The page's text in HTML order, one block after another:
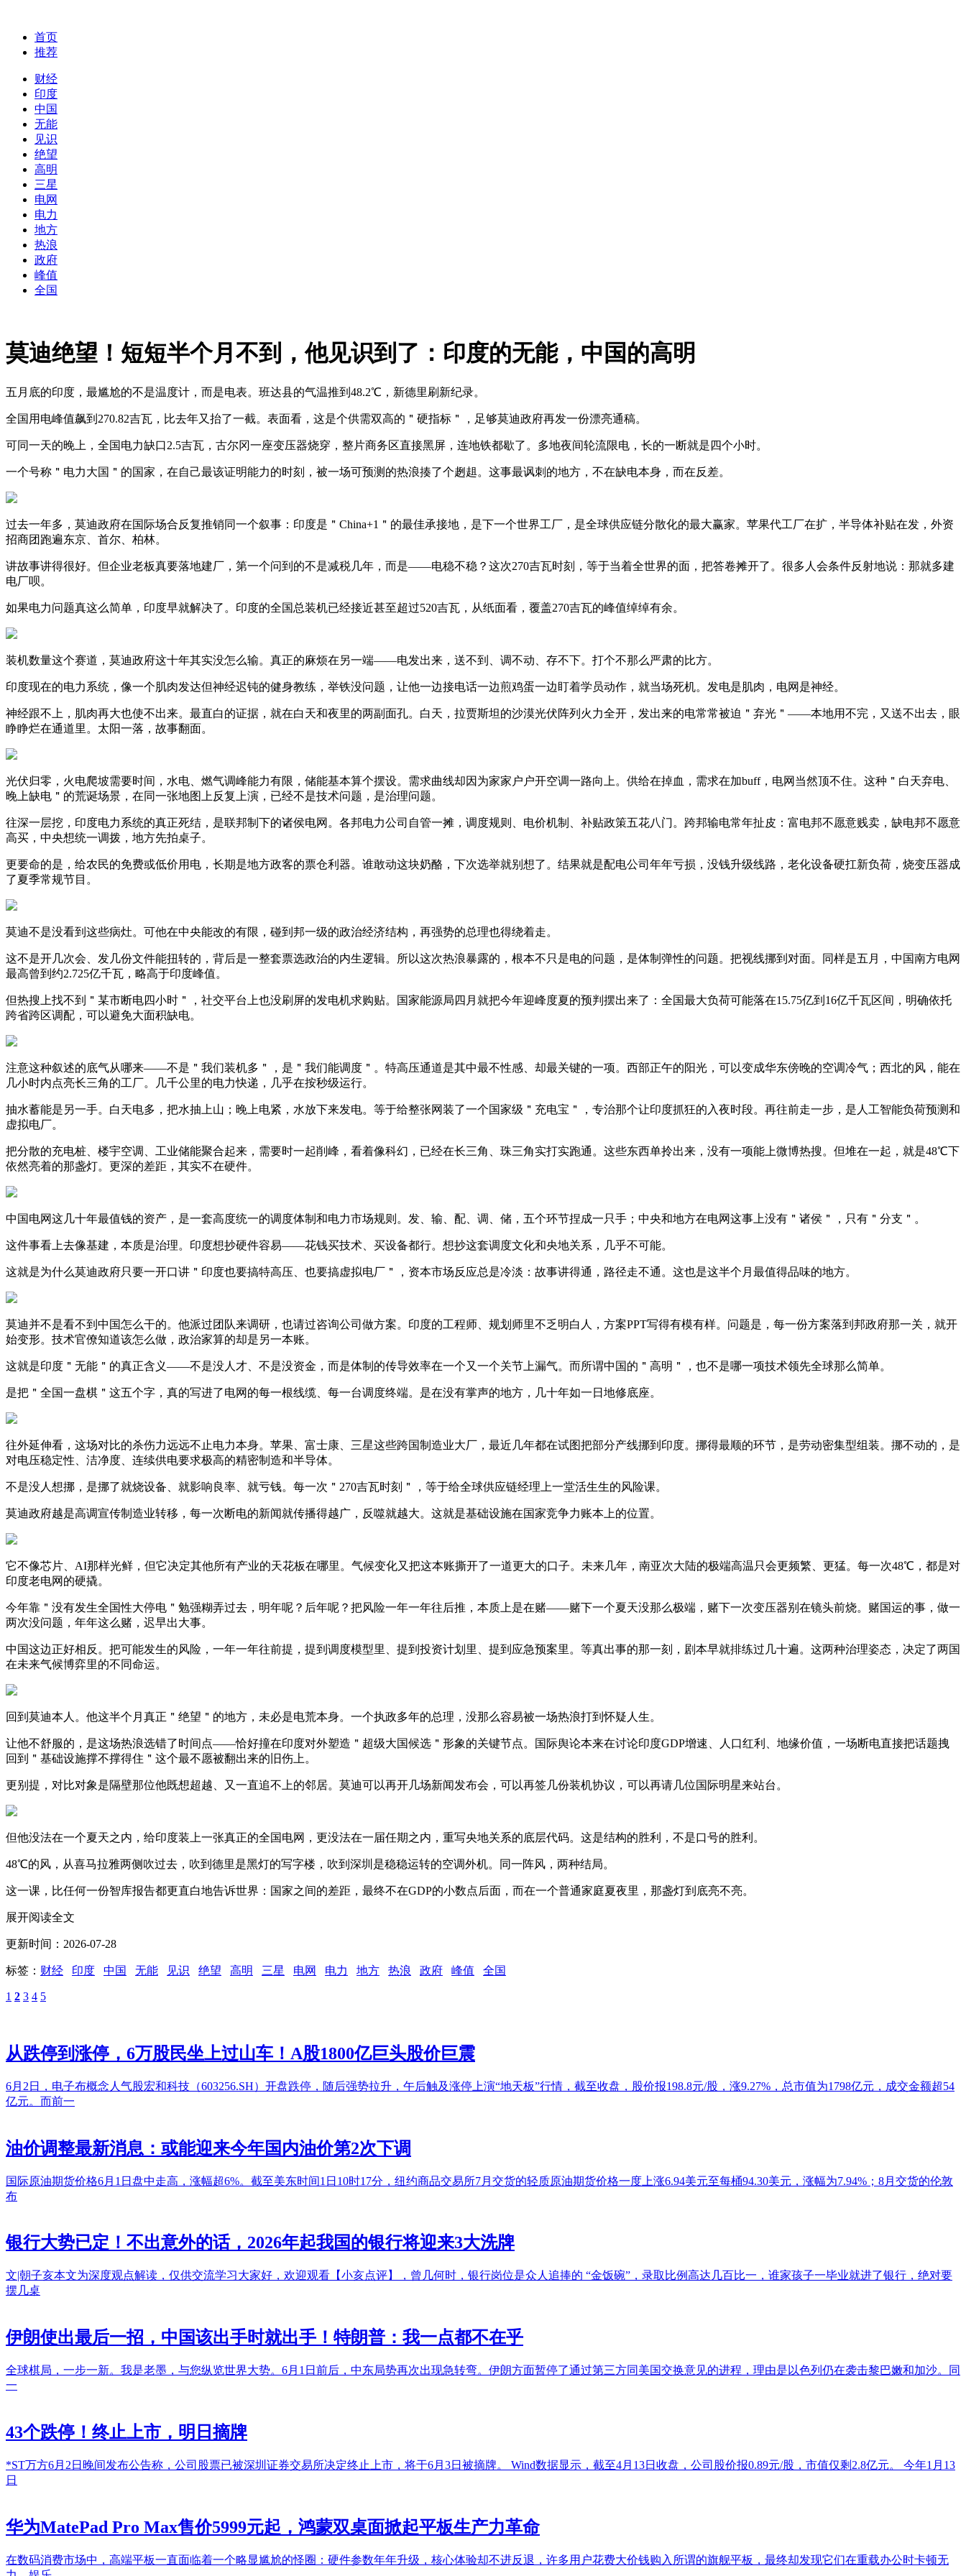
首页
推荐
财经
印度
中国
无能
见识
绝望
高明
三星
电网
电力
地方
热浪
政府
峰值
全国
莫迪绝望！短短半个月不到，他见识到了：印度的无能，中国的高明
五月底的印度，最尴尬的不是温度计，而是电表。班达县的气温推到48.2℃，新德里刷新纪录。
全国用电峰值飙到270.82吉瓦，比去年又抬了一截。表面看，这是个供需双高的＂硬指标＂，足够莫迪政府再发一份漂亮通稿。
可同一天的晚上，全国电力缺口2.5吉瓦，古尔冈一座变压器烧穿，整片商务区直接黑屏，连地铁都歇了。多地夜间轮流限电，长的一断就是四个小时。
一个号称＂电力大国＂的国家，在自己最该证明能力的时刻，被一场可预测的热浪揍了个趔趄。这事最讽刺的地方，不在缺电本身，而在反差。
过去一年多，莫迪政府在国际场合反复推销同一个叙事：印度是＂China+1＂的最佳承接地，是下一个世界工厂，是全球供应链分散化的最大赢家。苹果代工厂在扩，半导体补贴在发，外资
招商团跑遍东京、首尔、柏林。
讲故事讲得很好。但企业老板真要落地建厂，第一个问到的不是减税几年，而是——电稳不稳？这次270吉瓦时刻，等于当着全世界的面，把答卷摊开了。很多人会条件反射地说：那就多建
电厂呗。
如果电力问题真这么简单，印度早就解决了。印度的全国总装机已经接近甚至超过520吉瓦，从纸面看，覆盖270吉瓦的峰值绰绰有余。
装机数量这个赛道，莫迪政府这十年其实没怎么输。真正的麻烦在另一端——电发出来，送不到、调不动、存不下。打个不那么严肃的比方。
印度现在的电力系统，像一个肌肉发达但神经迟钝的健身教练，举铁没问题，让他一边接电话一边煎鸡蛋一边盯着学员动作，就当场死机。发电是肌肉，电网是神经。
神经跟不上，肌肉再大也使不出来。最直白的证据，就在白天和夜里的两副面孔。白天，拉贾斯坦的沙漠光伏阵列火力全开，发出来的电常常被迫＂弃光＂——本地用不完，又送不出去，眼
睁睁烂在通道里。太阳一落，故事翻面。
光伏归零，火电爬坡需要时间，水电、燃气调峰能力有限，储能基本算个摆设。需求曲线却因为家家户户开空调一路向上。供给在掉血，需求在加buff，电网当然顶不住。这种＂白天弃电、
晚上缺电＂的荒诞场景，在同一张地图上反复上演，已经不是技术问题，是治理问题。
往深一层挖，印度电力系统的真正死结，是联邦制下的诸侯电网。各邦电力公司自管一摊，调度规则、电价机制、补贴政策五花八门。跨邦输电常年扯皮：富电邦不愿意贱卖，缺电邦不愿意
高买，中央想统一调拨，地方先拍桌子。
更要命的是，给农民的免费或低价用电，长期是地方政客的票仓利器。谁敢动这块奶酪，下次选举就别想了。结果就是配电公司年年亏损，没钱升级线路，老化设备硬扛新负荷，烧变压器成
了夏季常规节目。
莫迪不是没看到这些病灶。可他在中央能改的有限，碰到邦一级的政治经济结构，再强势的总理也得绕着走。
这不是开几次会、发几份文件能扭转的，背后是一整套票选政治的内生逻辑。所以这次热浪暴露的，根本不只是电的问题，是体制弹性的问题。把视线挪到对面。同样是五月，中国南方电网
最高曾到约2.725亿千瓦，略高于印度峰值。
但热搜上找不到＂某市断电四小时＂，社交平台上也没刷屏的发电机求购贴。国家能源局四月就把今年迎峰度夏的预判摆出来了：全国最大负荷可能落在15.75亿到16亿千瓦区间，明确依托
跨省跨区调配，可以避免大面积缺电。
注意这种叙述的底气从哪来——不是＂我们装机多＂，是＂我们能调度＂。特高压通道是其中最不性感、却最关键的一项。西部正午的阳光，可以变成华东傍晚的空调冷气；西北的风，能在
几小时内点亮长三角的工厂。几千公里的电力快递，几乎在按秒级运行。
抽水蓄能是另一手。白天电多，把水抽上山；晚上电紧，水放下来发电。等于给整张网装了一个国家级＂充电宝＂，专治那个让印度抓狂的入夜时段。再往前走一步，是人工智能负荷预测和
虚拟电厂。
把分散的充电桩、楼宇空调、工业储能聚合起来，需要时一起削峰，看着像科幻，已经在长三角、珠三角实打实跑通。这些东西单拎出来，没有一项能上微博热搜。但堆在一起，就是48℃下
依然亮着的那盏灯。更深的差距，其实不在硬件。
中国电网这几十年最值钱的资产，是一套高度统一的调度体制和电力市场规则。发、输、配、调、储，五个环节捏成一只手；中央和地方在电网这事上没有＂诸侯＂，只有＂分支＂。
这件事看上去像基建，本质是治理。印度想抄硬件容易——花钱买技术、买设备都行。想抄这套调度文化和央地关系，几乎不可能。
这就是为什么莫迪政府只要一开口讲＂印度也要搞特高压、也要搞虚拟电厂＂，资本市场反应总是冷淡：故事讲得通，路径走不通。这也是这半个月最值得品味的地方。
莫迪并不是看不到中国怎么干的。他派过团队来调研，也请过咨询公司做方案。印度的工程师、规划师里不乏明白人，方案PPT写得有模有样。问题是，每一份方案落到邦政府那一关，就开
始变形。技术官僚知道该怎么做，政治家算的却是另一本账。
这就是印度＂无能＂的真正含义——不是没人才、不是没资金，而是体制的传导效率在一个又一个关节上漏气。而所谓中国的＂高明＂，也不是哪一项技术领先全球那么简单。
是把＂全国一盘棋＂这五个字，真的写进了电网的每一根线缆、每一台调度终端。是在没有掌声的地方，几十年如一日地修底座。
往外延伸看，这场对比的杀伤力远远不止电力本身。苹果、富士康、三星这些跨国制造业大厂，最近几年都在试图把部分产线挪到印度。挪得最顺的环节，是劳动密集型组装。挪不动的，是
对电压稳定性、洁净度、连续供电要求极高的精密制造和半导体。
不是没人想挪，是挪了就烧设备、就影响良率、就亏钱。每一次＂270吉瓦时刻＂，等于给全球供应链经理上一堂活生生的风险课。
莫迪政府越是高调宣传制造业转移，每一次断电的新闻就传播得越广，反噬就越大。这就是基础设施在国家竞争力账本上的位置。
它不像芯片、AI那样光鲜，但它决定其他所有产业的天花板在哪里。气候变化又把这本账撕开了一道更大的口子。未来几年，南亚次大陆的极端高温只会更频繁、更猛。每一次48℃，都是对
印度老电网的硬撬。
今年靠＂没有发生全国性大停电＂勉强糊弄过去，明年呢？后年呢？把风险一年一年往后推，本质上是在赌——赌下一个夏天没那么极端，赌下一次变压器别在镜头前烧。赌国运的事，做一
两次没问题，年年这么赌，迟早出大事。
中国这边正好相反。把可能发生的风险，一年一年往前提，提到调度模型里、提到投资计划里、提到应急预案里。等真出事的那一刻，剧本早就排练过几十遍。这两种治理姿态，决定了两国
在未来气候博弈里的不同命运。
回到莫迪本人。他这半个月真正＂绝望＂的地方，未必是电荒本身。一个执政多年的总理，没那么容易被一场热浪打到怀疑人生。
让他不舒服的，是这场热浪选错了时间点——恰好撞在印度对外塑造＂超级大国候选＂形象的关键节点。国际舆论本来在讨论印度GDP增速、人口红利、地缘价值，一场断电直接把话题拽
回到＂基础设施撑不撑得住＂这个最不愿被翻出来的旧伤上。
更别提，对比对象是隔壁那位他既想超越、又一直追不上的邻居。莫迪可以再开几场新闻发布会，可以再签几份装机协议，可以再请几位国际明星来站台。
但他没法在一个夏天之内，给印度装上一张真正的全国电网，更没法在一届任期之内，重写央地关系的底层代码。这是结构的胜利，不是口号的胜利。
48℃的风，从喜马拉雅两侧吹过去，吹到德里是黑灯的写字楼，吹到深圳是稳稳运转的空调外机。同一阵风，两种结局。
这一课，比任何一份智库报告都更直白地告诉世界：国家之间的差距，最终不在GDP的小数点后面，而在一个普通家庭夏夜里，那盏灯到底亮不亮。
展开阅读全文
更新时间：2026-07-28
标签： 财经 印度 中国 无能 见识 绝望 高明 三星 电网 电力 地方 热浪 政府 峰值 全国
1 2 3 4 5
从跌停到涨停，6万股民坐上过山车！A股1800亿巨头股价巨震
6月2日，电子布概念人气股宏和科技（603256.SH）开盘跌停，随后强势拉升，午后触及涨停上演“地天板”行情，截至收盘，股价报198.8元/股，涨9.27%，总市值为1798亿元，成交金额超54
亿元。而前一
油价调整最新消息：或能迎来今年国内油价第2次下调
国际原油期货价格6月1日盘中走高，涨幅超6%。截至美东时间1日10时17分，纽约商品交易所7月交货的轻质原油期货价格一度上涨6.94美元至每桶94.30美元，涨幅为7.94%；8月交货的伦敦
布
银行大势已定！不出意外的话，2026年起我国的银行将迎来3大洗牌
文|朝子亥本文为深度观点解读，仅供交流学习大家好，欢迎观看【小亥点评】，曾几何时，银行岗位是众人追捧的 “金饭碗”，录取比例高达几百比一，谁家孩子一毕业就进了银行，绝对要
摆几桌
伊朗使出最后一招，中国该出手时就出手！特朗普：我一点都不在乎
全球棋局，一步一新。我是老墨，与您纵览世界大势。6月1日前后，中东局势再次出现急转弯。伊朗方面暂停了通过第三方同美国交换意见的进程，理由是以色列仍在袭击黎巴嫩和加沙。同
一
43个跌停！终止上市，明日摘牌
*ST万方6月2日晚间发布公告称，公司股票已被深圳证券交易所决定终止上市，将于6月3日被摘牌。 Wind数据显示，截至4月13日收盘，公司股价报0.89元/股，市值仅剩2.8亿元。 今年1月13
日
华为MatePad Pro Max售价5999元起，鸿蒙双桌面掀起平板生产力革命
在数码消费市场中，高端平板一直面临着一个略显尴尬的怪圈：硬件参数年年升级，核心体验却不进反退，许多用户花费大价钱购入所谓的旗舰平板，最终却发现它们在重载办公时卡顿无